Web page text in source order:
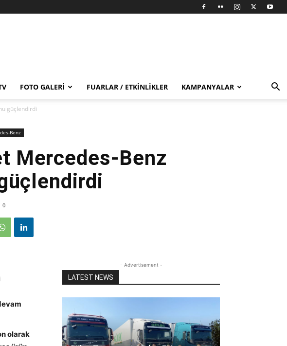
FOTO GALERI FUARLAR / ETKINLIKLER KAMPANYALAR
güçlendirdi
Benz
Mercedes-Benz
0
olarak
- Advertisement -
LATEST NEWS